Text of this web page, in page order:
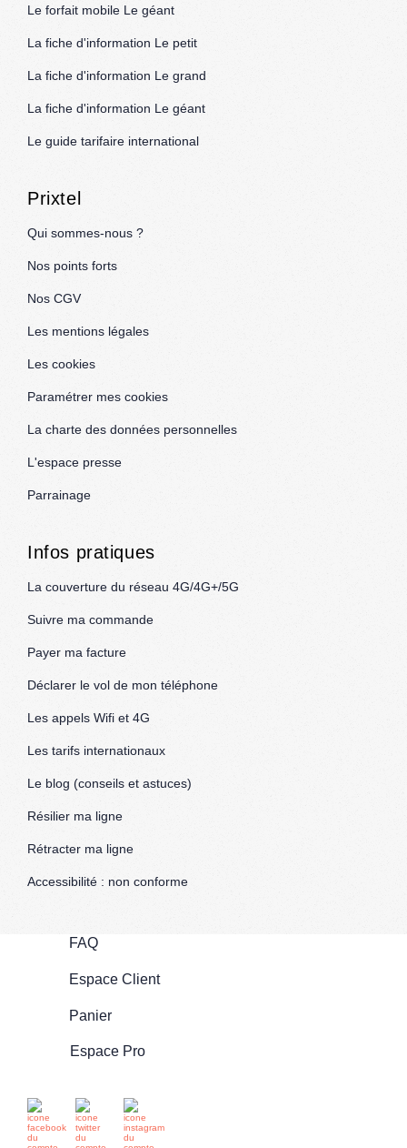
Le forfait mobile Le géant
La fiche d'information Le petit
La fiche d'information Le grand
La fiche d'information Le géant
Le guide tarifaire international
Prixtel
Qui sommes-nous ?
Nos points forts
Nos CGV
Les mentions légales
Les cookies
Paramétrer mes cookies
La charte des données personnelles
L'espace presse
Parrainage
Infos pratiques
La couverture du réseau 4G/4G+/5G
Suivre ma commande
Payer ma facture
Déclarer le vol de mon téléphone
Les appels Wifi et 4G
Les tarifs internationaux
Le blog (conseils et astuces)
Résilier ma ligne
Rétracter ma ligne
Accessibilité : non conforme
FAQ
Espace Client
Panier
Espace Pro